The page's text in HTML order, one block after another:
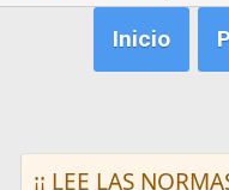
Inicio
¡¡ LEE LAS